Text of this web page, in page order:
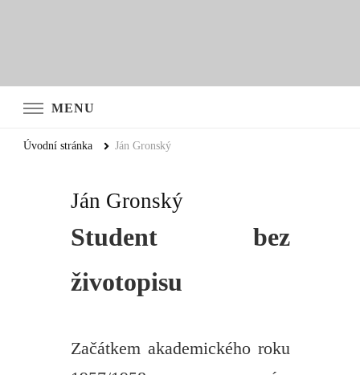
MENU
Úvodní stránka Ján Gronský
Ján Gronský
Student bez
životopisu
Začátkem akademického roku